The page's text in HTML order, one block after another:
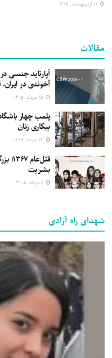
مقالات
آپارتاید جنسی
آخوندی در
پلمب چهار
بیکاری زنان
بشریت
شهدای راه آزادی